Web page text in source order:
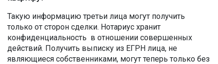
Такую информацию третьи лица могут получить
только от сторон сделки. Нотариус хранит
конфиденциальность в отношении совершенных
действий. Получить выписку из ЕГРН лица, не
являющиеся собственниками, могут теперь только без